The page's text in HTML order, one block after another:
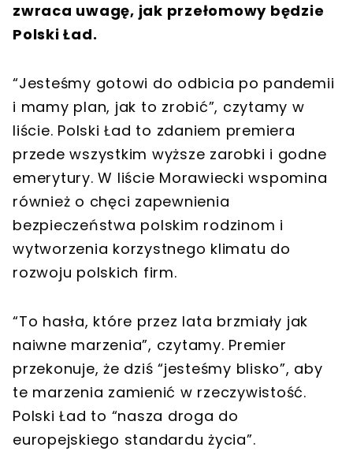
zwraca uwagę, jak przełomowy będzie
Polski Ład.
“Jesteśmy gotowi do odbicia po pandemii
i mamy plan, jak to zrobić”, czytamy w
liście. Polski Ład to zdaniem premiera
przede wszystkim wyższe zarobki i godne
emerytury. W liście Morawiecki wspomina
również o chęci zapewnienia
bezpieczeństwa polskim rodzinom i
wytworzenia korzystnego klimatu do
rozwoju polskich firm.
“To hasła, które przez lata brzmiały jak
naiwne marzenia”, czytamy. Premier
przekonuje, że dziś “jesteśmy blisko”, aby
te marzenia zamienić w rzeczywistość.
Polski Ład to “nasza droga do
europejskiego standardu życia”.